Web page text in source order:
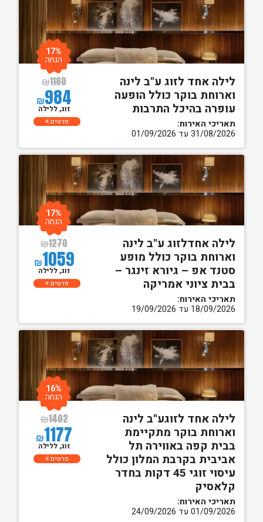
לילה אחד לזוג ע"ב לינה
וארוחת בוקר כולל הופעה
עופרה בהיכל התרבות
תאריכי האירוח:
31/08/2026 עד 01/09/2026
₪1180
₪984
17%
הנחה
זוג, ללילה
פרטים
לילה אחדלזוג ע"ב לינה
וארוחת בוקר כולל מופע
סטנד אפ – גיורא זינגר –
בבית ציוני אמריקה
תאריכי האירוח:
18/09/2026 עד 19/09/2026
₪1270
₪1059
17%
הנחה
זוג, ללילה
פרטים
לילה אחד לזוגע"ב לינה
וארוחת בוקר מתקיימת
בבית קפה באווירה תל
אביבית בקרבת המלון כולל
עיסוי זוגי 45 דקות בחדר
קלאסיק
תאריכי האירוח:
01/09/2026 עד 24/09/2026
₪1402
₪1177
16%
הנחה
זוג, ללילה
פרטים